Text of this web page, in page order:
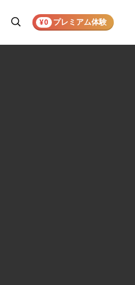
検
¥0 プレミアム体験